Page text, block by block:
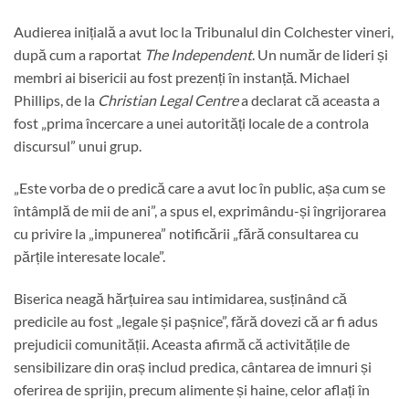
Audierea inițială a avut loc la Tribunalul din Colchester vineri,
după cum a raportat The Independent. Un număr de lideri și
membri ai bisericii au fost prezenți în instanță. Michael
Phillips, de la Christian Legal Centrea declarat că aceasta a
fost „prima încercare a unei autorități locale de a controla
discursul” unui grup.
„Este vorba de o predică care a avut loc în public, așa cum se
întâmplă de mii de ani”, a spus el, exprimându-și îngrijorarea
cu privire la „impunerea” notificării „fără consultarea cu
părțile interesate locale”.
Biserica neagă hărțuirea sau intimidarea, susținând că
predicile au fost „legale și pașnice”, fără dovezi că ar fi adus
prejudicii comunității. Aceasta afirmă că activitățile de
sensibilizare din oraș includ predica, cântarea de imnuri și
oferirea de sprijin, precum alimente și haine, celor aflați în